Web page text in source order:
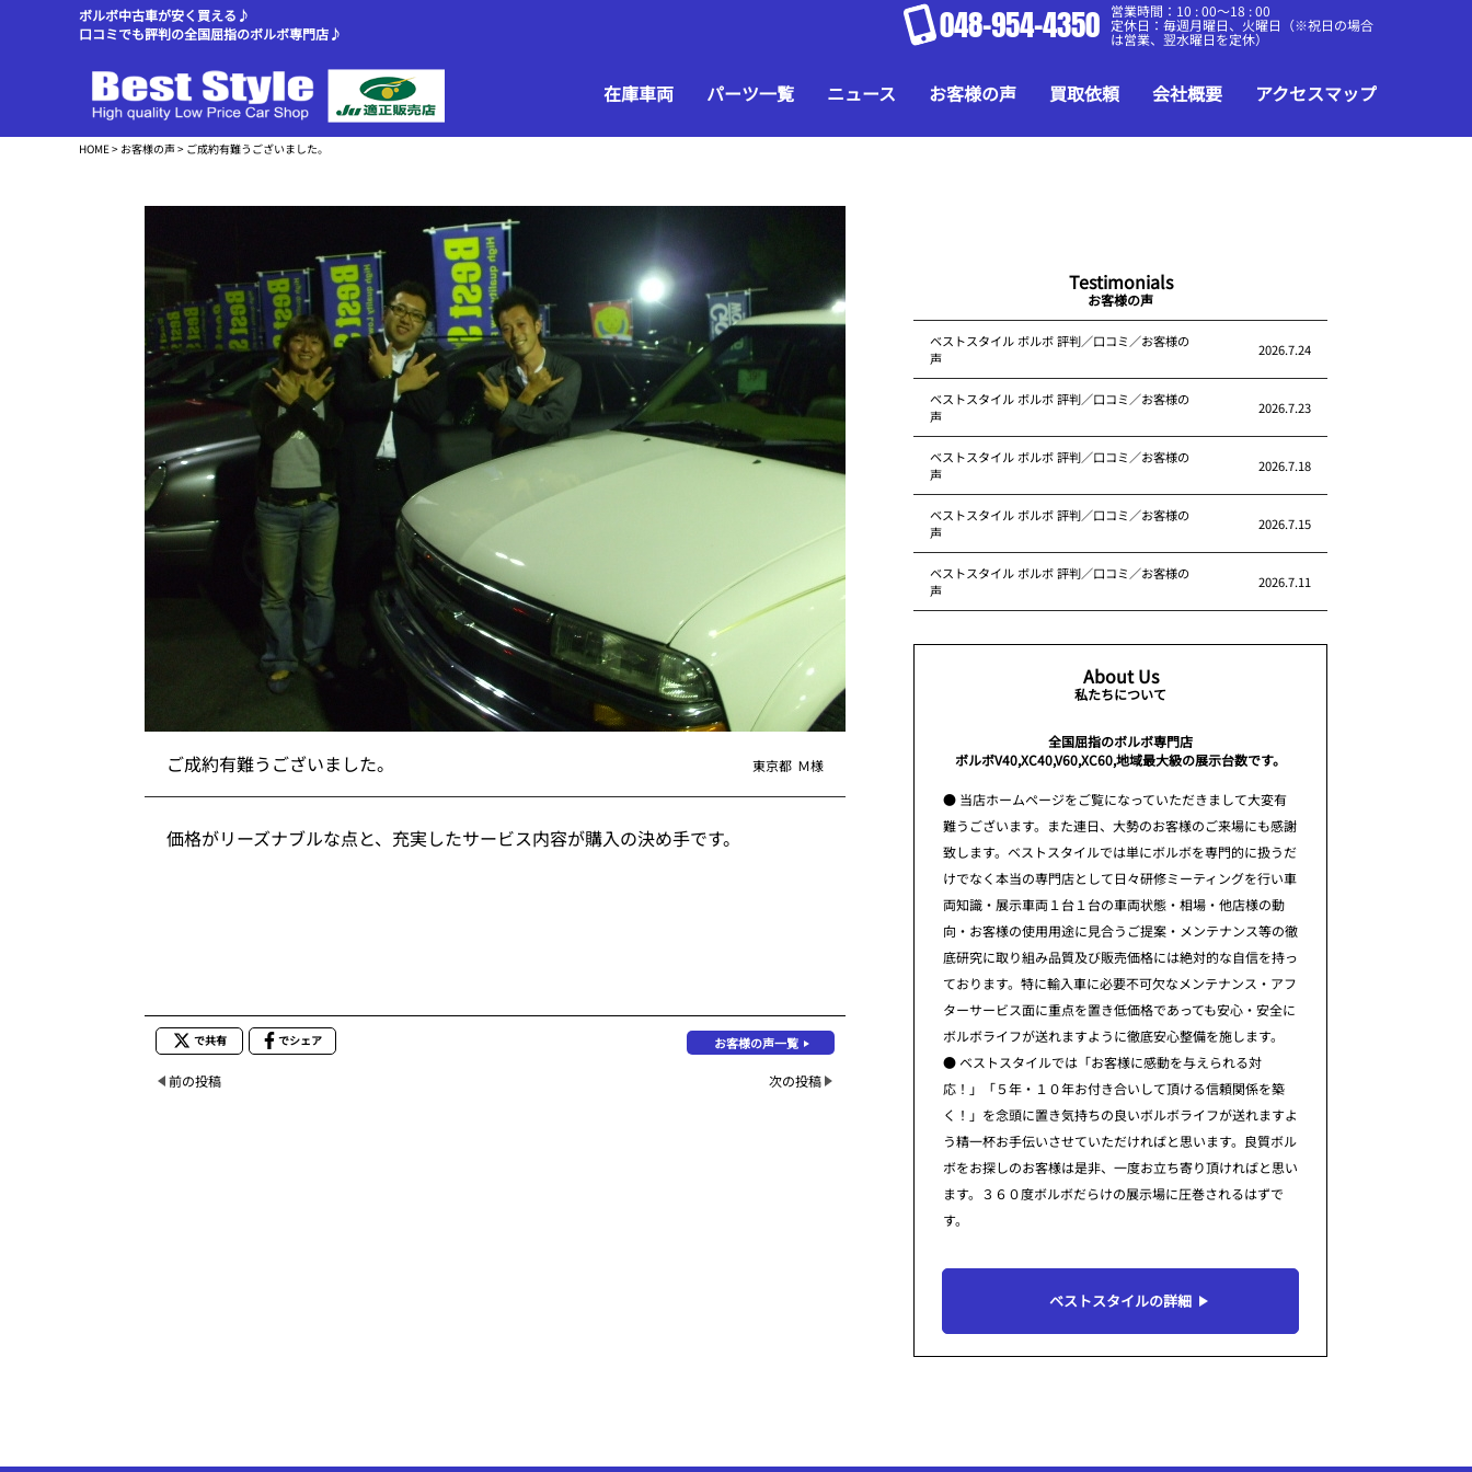
ボルボ中古車が安く買える♪
口コミでも評判の全国屈指のボルボ専門店♪
048-954-4350 営業時間：10 : 00～18 : 00
定休日：毎週月曜日、火曜日（※祝日の場合
は営業、翌水曜日を定休）
在庫車両 パーツ一覧 ニュース お客様の声 買取依頼 会社概要 アクセスマップ
HOME> お客様の声> ご成約有難うございました。
ご成約有難うございました。 東京都 Ｍ様
価格がリーズナブルな点と、充実したサービス内容が購入の決め手です。
で共有 でシェア お客様の声一覧
前の投稿 次の投稿
Testimonials
お客様の声
ベストスタイル ボルボ 評判／口コミ／お客様の
声
2026.7.24
ベストスタイル ボルボ 評判／口コミ／お客様の
声
2026.7.23
ベストスタイル ボルボ 評判／口コミ／お客様の
声
2026.7.18
ベストスタイル ボルボ 評判／口コミ／お客様の
声
2026.7.15
ベストスタイル ボルボ 評判／口コミ／お客様の
声
2026.7.11
About Us
私たちについて
全国屈指のボルボ専門店
ボルボV40,XC40,V60,XC60,地域最大級の展示台数です。
● 当店ホームページをご覧になっていただきまして大変有
難うございます。また連日、大勢のお客様のご来場にも感謝
致します。ベストスタイルでは単にボルボを専門的に扱うだ
けでなく本当の専門店として日々研修ミーティングを行い車
両知識・展示車両１台１台の車両状態・相場・他店様の動
向・お客様の使用用途に見合うご提案・メンテナンス等の徹
底研究に取り組み品質及び販売価格には絶対的な自信を持っ
ております。特に輸入車に必要不可欠なメンテナンス・アフ
ターサービス面に重点を置き低価格であっても安心・安全に
ボルボライフが送れますように徹底安心整備を施します。
● ベストスタイルでは「お客様に感動を与えられる対
応！」「５年・１０年お付き合いして頂ける信頼関係を築
く！」を念頭に置き気持ちの良いボルボライフが送れますよ
う精一杯お手伝いさせていただければと思います。良質ボル
ボをお探しのお客様は是非、一度お立ち寄り頂ければと思い
ます。３６０度ボルボだらけの展示場に圧巻されるはずで
す。
ベストスタイルの詳細